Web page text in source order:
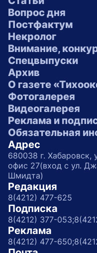
Вопрос дня
Постфактум
Некролог
Внимание,
Спецвыпуски
Архив
О газете
Фотогалерея
Видеогалерея
Реклама и
Обязательная
Адрес
680038 г. Хабаровск,
офис 27(вход с ул.
Шмидта)
Редакция
8(4212) 477-625
Подписка
8(4212) 377-053;
Реклама
8(4212) 477-650;